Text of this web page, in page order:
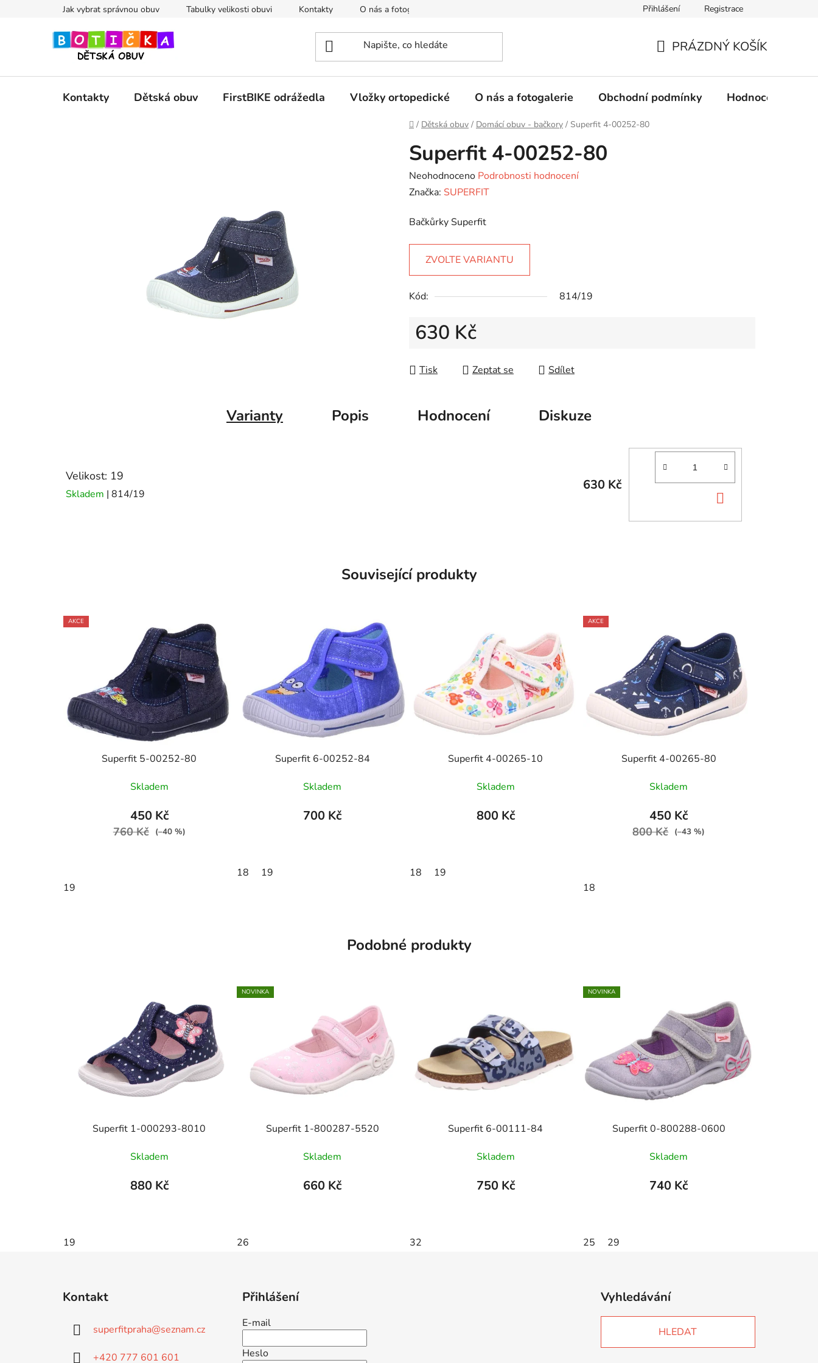
Jak vybrat správnou obuv Tabulky velikosti obuvi Kontakty O nás a fotogalerie Ochrana osobních údajů
Přihlášení Registrace
KOŠÍK
PRÁZDNÝ KOŠÍK
Kontakty Dětská obuv FirstBIKE odrážedla Vložky ortopedické O nás a fotogalerie Obchodní podmínky Hodnocení
Domů
/ Dětská obuv / Domácí obuv - bačkory / Superfit 4-00252-80
Superfit 4-00252-80
Průměrné
hodnocení
je
0,0
5
hvězdiček.
Neohodnoceno Podrobnosti hodnocení
Značka: SUPERFIT
Bačkůrky Superfit
ZVOLTE VARIANTU
Kód: 814/19
630 Kč
Tisk
Zeptat se Sdílet
Varianty Popis Hodnocení Diskuze
Velikost: 19
Skladem | 814/19
630 Kč
KOŠÍKU
Související produkty
AKCE
Superfit 5-00252-80
Skladem
450 Kč
760 Kč (–40 %)
19
Superfit 6-00252-84
Skladem
700 Kč
18 19
Superfit 4-00265-10
Skladem
800 Kč
18 19
AKCE
Superfit 4-00265-80
Skladem
450 Kč
800 Kč (–43 %)
18
Podobné produkty
Superfit 1-000293-8010
Skladem
880 Kč
19
NOVINKA
Superfit 1-800287-5520
Skladem
660 Kč
26
Superfit 6-00111-84
Skladem
750 Kč
32
NOVINKA
Superfit 0-800288-0600
Skladem
740 Kč
25 29
Kontakt
superfitpraha@seznam.cz
+420 777 601 601
Přihlášení
E-mail
Heslo
Vyhledávání
HLEDAT